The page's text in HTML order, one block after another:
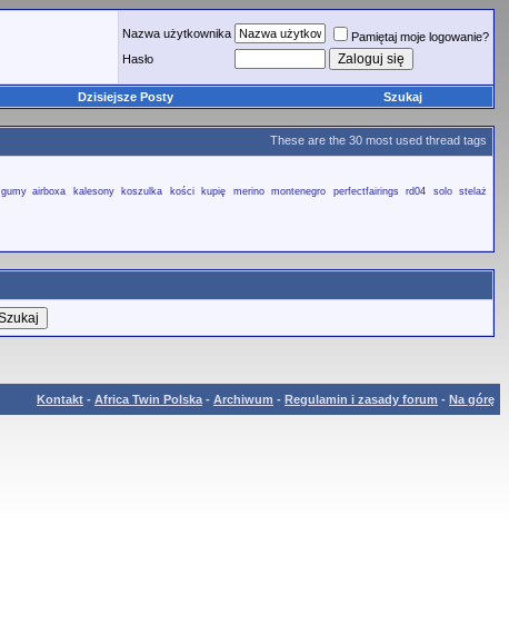
Nazwa użytkownika
Pamiętaj moje logowanie?
Hasło
Dzisiejsze Posty Szukaj
These are the 30 most used thread tags
gumy airboxa kalesony koszulka kości kupię merino montenegro perfectfairings rd04 solo stelaż
Kontakt - Africa Twin Polska - Archiwum - Regulamin i zasady forum - Na górę